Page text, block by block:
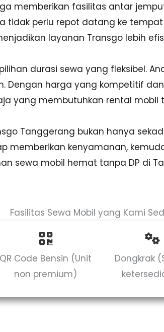
memberikan fasilitas antar
tidak perlu repot datang ke
layanan Transgo lebih
durasi sewa yang fleksibel.
Dengan harga yang kompetitif
yang membutuhkan rental mobil
Tanggerang bukan hanya
memberikan kenyamanan,
sewa mobil hemat tanpa DP di
Fasilitas Sewa Mobil yang Kami
QR Code Bensin (Unit
non premium)
Dongkrak